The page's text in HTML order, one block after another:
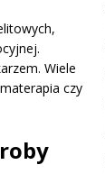
Wiele
czy